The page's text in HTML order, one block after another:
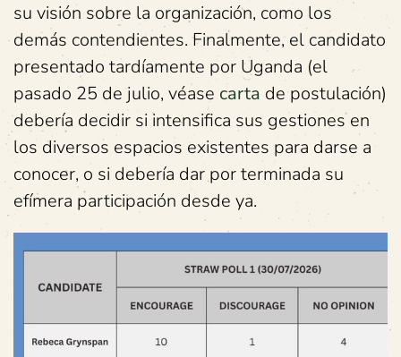
su visión sobre la organización, como los
demás contendientes. Finalmente, el candidato
presentado tardíamente por Uganda (el
pasado 25 de julio, véase carta de postulación)
debería decidir si intensifica sus gestiones en
los diversos espacios existentes para darse a
conocer, o si debería dar por terminada su
efímera participación desde ya.